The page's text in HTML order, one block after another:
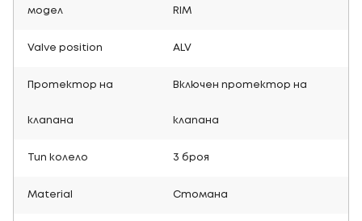
модел RIM
Valve position ALV
Протектор на
клапана
Включен протектор на
клапана
Тип колело 3 броя
Material Стомана